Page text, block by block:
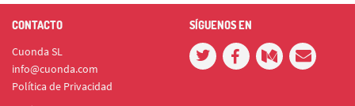
CONTACTO
Cuonda SL
info@cuonda.com
Política de Privacidad
SÍGUENOS EN